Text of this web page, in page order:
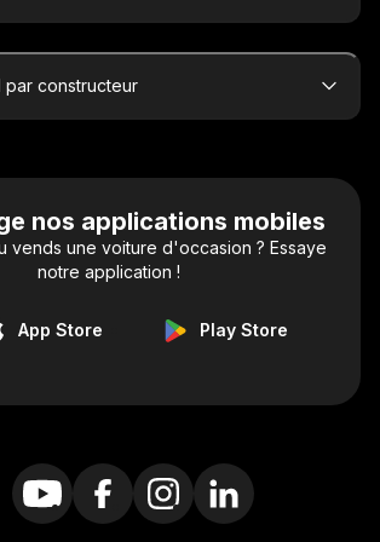
par constructeur
nos applications mobiles
vends une voiture d'occasion ? Essaye
notre application !
App Store Play Store